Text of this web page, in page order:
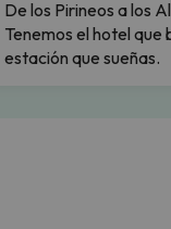
De los Pirineos a los
Tenemos el hotel que
estación que sueñas.